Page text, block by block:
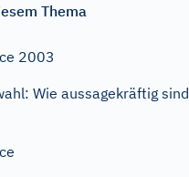
Thema
2003
Wie aussagekräftig sind